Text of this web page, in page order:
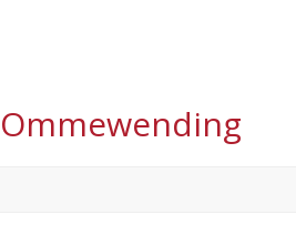
Ommewending